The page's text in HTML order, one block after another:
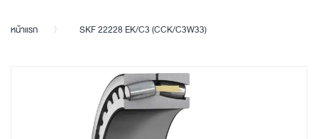
หน้าแรก SKF 22228 EK/C3 (CCK/C3W33)
Skip
to
the
end